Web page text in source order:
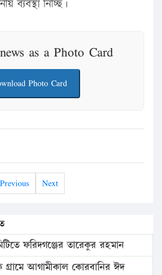
ব্যবস্থা নিচ্ছি।
as a Photo Card
Photo Card
Previous Next
ফরিদগঞ্জের তারেকুর রহমান
গ্রামে আগামীকাল কোরবানির ঈদ